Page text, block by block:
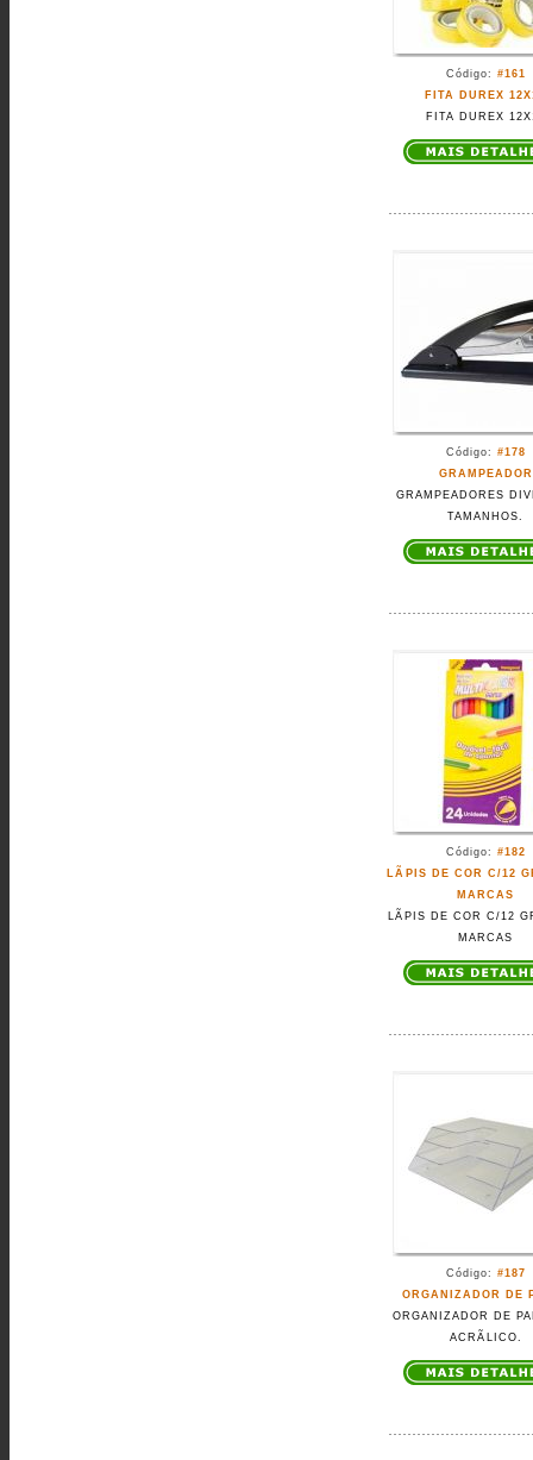
Código: #161
FITA DUREX
FITA DUREX
Código: #178
GRAMPEADOR
GRAMPEADORES
TAMANHOS.
Código: #182
LÃPIS DE COR C/12
MARCAS
LÃPIS DE COR C/12
MARCAS
Código: #187
ORGANIZADOR DE
ORGANIZADOR DE
ACRÃLICO.